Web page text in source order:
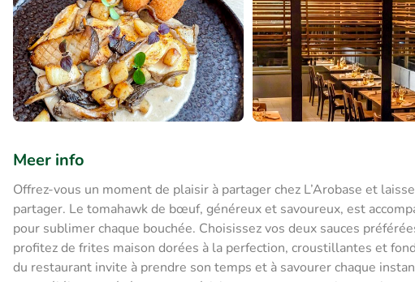
Meer info
Offrez-vous un moment de plaisir à partager chez L’Arobase et
partager. Le tomahawk de bœuf, généreux et savoureux, est
pour sublimer chaque bouchée. Choisissez vos deux sauces
profitez de frites maison dorées à la perfection, croustillantes et
du restaurant invite à prendre son temps et à savourer chaque